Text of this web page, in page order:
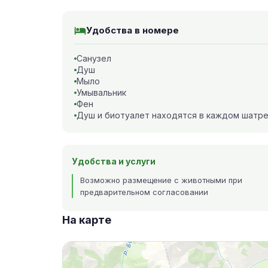
Удобства в номере
Санузел
Душ
Мыло
Умывальник
Фен
Душ и биотуалет находятся в каждом шатре
Удобства и услуги
Возможно размещение с животными при
предварительном согласовании
На карте